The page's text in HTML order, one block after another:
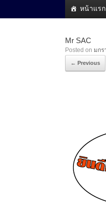
หน้าแรก
Mr SAC
Posted on มกร
← Previous